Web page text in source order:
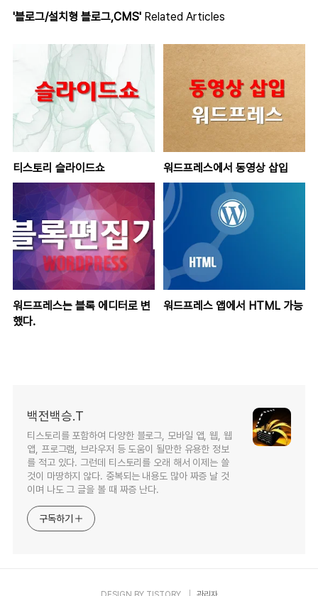
'블로그/설치형 블로그,CMS' Related Articles
티스토리 슬라이드쇼 워드프레스에서 동영상 삽입
워드프레스는 블록 에디터로 변
했다.
워드프레스 앱에서 HTML 가능
백전백승.T
티스토리를 포함하여 다양한 블로그, 모바일 앱, 웹, 웹
앱, 프로그램, 브라우저 등 도움이 될만한 유용한 정보
를 적고 있다. 그런데 티스토리를 오래 해서 이제는 쓸
것이 마땅하지 않다. 중복되는 내용도 많아 짜증 날 것
이며 나도 그 글을 볼 때 짜증 난다.
구독하기